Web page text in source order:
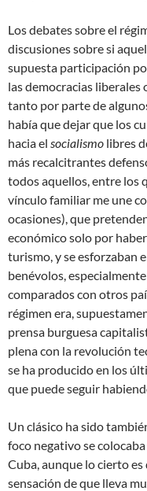
Los debates sobre el
discusiones sobre si
supuesta participación
las democracias liberales
tanto por parte de
había que dejar que los
hacia el socialismo libres
más recalcitrantes
todos aquellos, entre los
vínculo familiar me une
ocasiones), que
económico solo por
turismo, y se esforzaban
benévolos,
comparados con otros
régimen era,
prensa burguesa
plena con la revolución
se ha producido en los
que puede seguir
Un clásico ha sido
foco negativo se
Cuba, aunque lo cierto es
sensación de que lleva